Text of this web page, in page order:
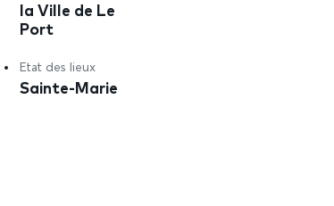
la Ville de Le
Port
Etat des lieux
Sainte-Marie